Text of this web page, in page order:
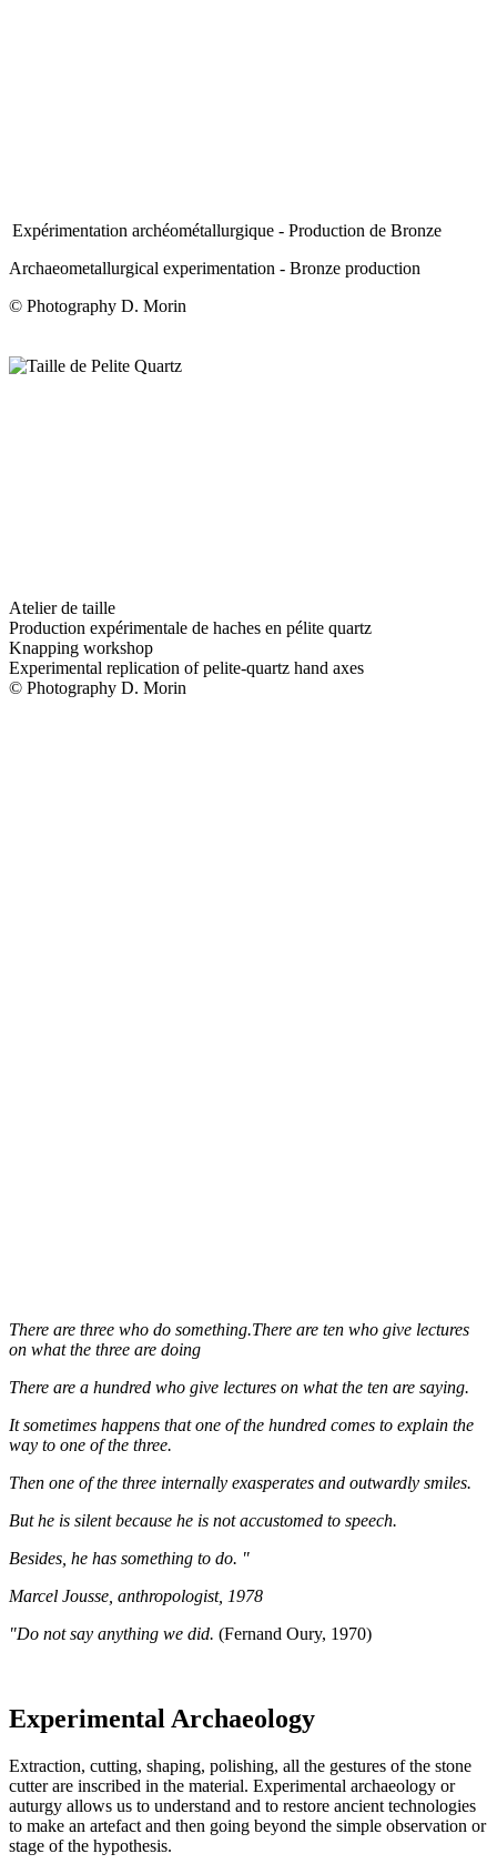
Expérimentation archéométallurgique - Production de Bronze
Archaeometallurgical experimentation - Bronze production
© Photography D. Morin
Atelier de taille
Production expérimentale de haches en pélite quartz
Knapping workshop
Experimental replication of pelite-quartz hand axes
© Photography D. Morin
There are three who do something.There are ten who give lectures
on what the three are doing
There are a hundred who give lectures on what the ten are saying.
It sometimes happens that one of the hundred comes to explain the
way to one of the three.
Then one of the three internally exasperates and outwardly smiles.
But he is silent because he is not accustomed to speech.
Besides, he has something to do. "
Marcel Jousse, anthropologist, 1978
"Do not say anything we did. (Fernand Oury, 1970)
Experimental Archaeology
Extraction, cutting, shaping, polishing, all the gestures of the stone
cutter are inscribed in the material. Experimental archaeology or
auturgy allows us to understand and to restore ancient technologies
to make an artefact and then going beyond the simple observation or
stage of the hypothesis.